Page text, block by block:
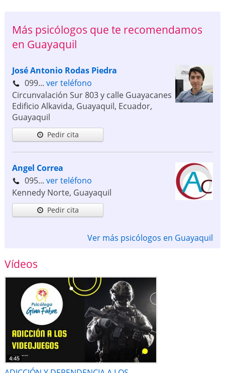
Más psicólogos que te recomendamos
en Guayaquil
José Antonio Rodas Piedra
099... ver teléfono
Circunvalación Sur 803 y calle Guayacanes
Edificio Alkavida, Guayaquil, Ecuador,
Guayaquil
Pedir cita
Angel Correa
095... ver teléfono
Kennedy Norte, Guayaquil
Pedir cita
Ver más psicólogos en Guayaquil
Vídeos
4:45